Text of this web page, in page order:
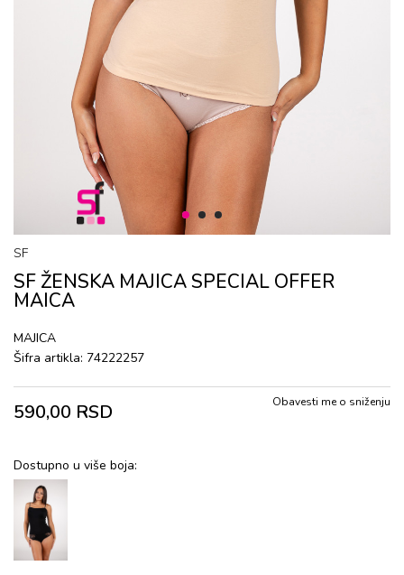
1 2 3
SF
SF ŽENSKA MAJICA SPECIAL OFFER
MAICA
MAJICA
Šifra artikla: 74222257
590,00 RSD Obavesti me o sniženju
Dostupno u više boja: